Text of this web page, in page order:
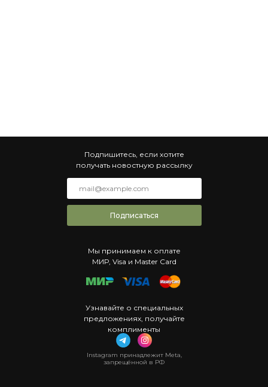
Узнавайте о специальных
предложениях, получайте
комплименты
Мы принимаем к оплате
МИР, Visa и Master Card
Instagram принадлежит Meta,
запрещённой в РФ
Подписаться
Подпишитесь, если хотите
получать новостную рассылку